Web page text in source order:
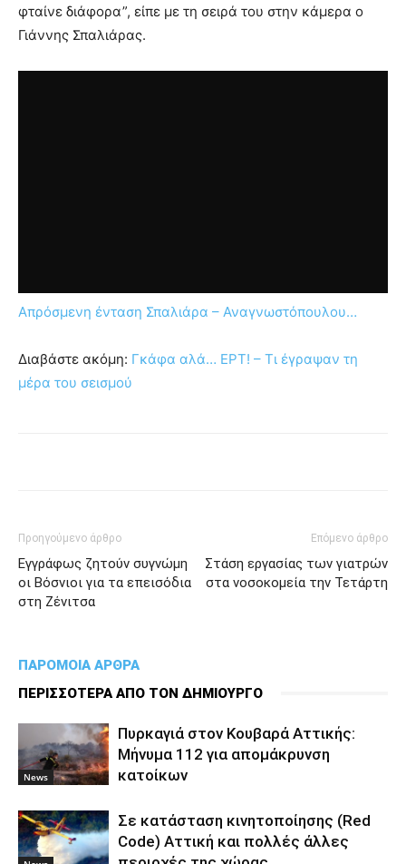
φταίνε διάφορα”, είπε με τη σειρά του στην κάμερα ο
Γιάννης Σπαλιάρας.
Απρόσμενη ένταση Σπαλιάρα – Αναγνωστόπουλου…
Διαβάστε ακόμη: Γκάφα αλά… ΕΡΤ! – Τι έγραψαν τη
μέρα του σεισμού
Προηγούμενο άρθρο
Εγγράφως ζητούν συγνώμη
οι Βόσνιοι για τα επεισόδια
στη Ζένιτσα
Επόμενο άρθρο
Στάση εργασίας των γιατρών
στα νοσοκομεία την Τετάρτη
ΠΑΡΟΜΟΙΑ ΑΡΘΡΑ
ΠΕΡΙΣΣΟΤΕΡΑ ΑΠΟ ΤΟΝ ΔΗΜΙΟΥΡΓΟ
News
Πυρκαγιά στον Κουβαρά Αττικής:
Μήνυμα 112 για απομάκρυνση
κατοίκων
Σε κατάσταση κινητοποίησης (Red
Code) Αττική και πολλές άλλες